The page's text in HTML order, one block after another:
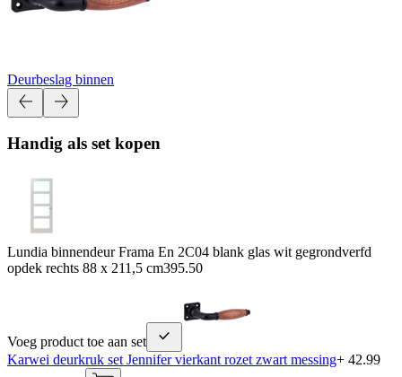
Deurbeslag binnen
Handig als set kopen
Lundia binnendeur Frama En 2C04 blank glas wit gegrondverfd
opdek rechts 88 x 211,5 cm395.50
Voeg product toe aan set
Karwei deurkruk set Jennifer vierkant rozet zwart messing+ 42.99